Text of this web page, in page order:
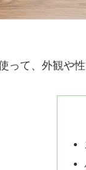
て、外観や